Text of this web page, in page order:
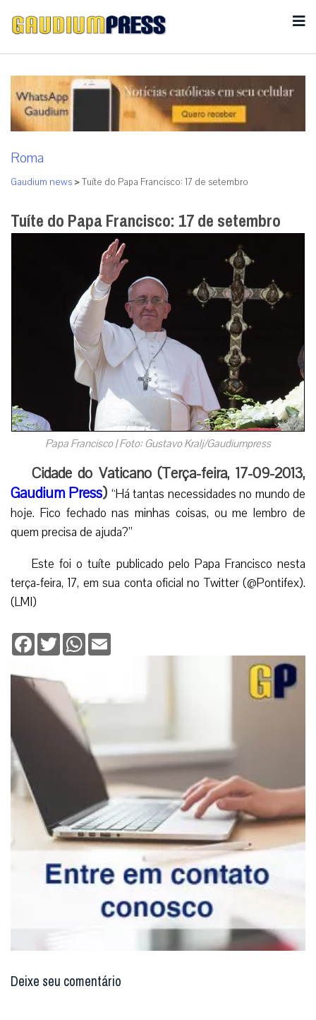
Roma
Gaudium news >Tuíte do Papa Francisco: 17 de setembro
Tuíte do Papa Francisco: 17 de setembro
Papa Francisco | Foto: Gustavo Kralj/Gaudiumpress
Cidade do Vaticano (Terça-feira, 17-09-2013,
Gaudium Press) “Há tantas necessidades no mundo de
hoje. Fico fechado nas minhas coisas, ou me lembro de
quem precisa de ajuda?”
Este foi o tuíte publicado pelo Papa Francisco nesta
terça-feira, 17, em sua conta oficial no Twitter (@Pontifex).
(LMI)
Facebook
TwitterWhatsApp
Deixe seu comentário